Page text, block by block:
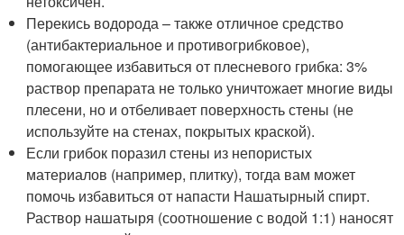
Перекись водорода – также отличное средство
(антибактериальное и противогрибковое),
помогающее избавиться от плесневого грибка: 3%
раствор препарата не только уничтожает многие виды
плесени, но и отбеливает поверхность стены (не
используйте на стенах, покрытых краской).
Если грибок поразил стены из непористых
материалов (например, плитку), тогда вам может
помочь избавиться от напасти Нашатырный спирт.
Раствор нашатыря (соотношение с водой 1:1) наносят